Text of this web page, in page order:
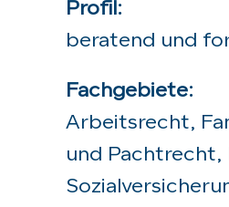
Profil:
beratend und
Fachgebiete:
Arbeitsrecht,
und Pachtrecht,